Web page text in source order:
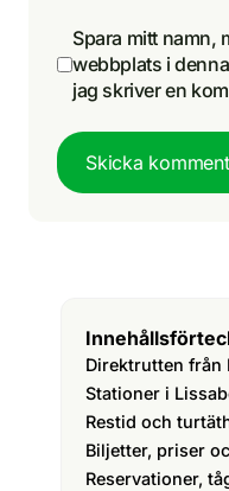
Spara mitt namn,
webbplats i
jag skriver en
Skicka
Direktrutten från
Stationer i
Restid och
Biljetter, priser
Reservationer,